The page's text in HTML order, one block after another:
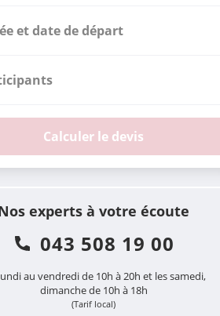
et date de départ
Calculer le devis
experts à votre écoute
043 508 19 00
au vendredi de 10h à 20h et les samedi,
dimanche de 10h à 18h
(Tarif local)